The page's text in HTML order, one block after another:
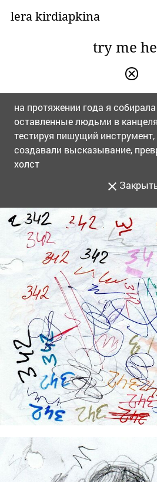
lera kirdiapkina
try me
на протяжении года я
оставленные людьми в
тестируя пишущий
создавали высказывание,
холст